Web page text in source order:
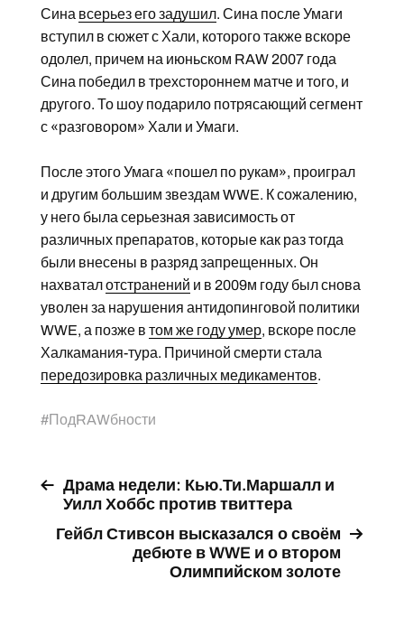
Сина всерьез его задушил. Сина после Умаги
вступил в сюжет с Хали, которого также вскоре
одолел, причем на июньском RAW 2007 года
Сина победил в трехстороннем матче и того, и
другого. То шоу подарило потрясающий сегмент
с «разговором» Хали и Умаги.
После этого Умага «пошел по рукам», проиграл
и другим большим звездам WWE. К сожалению,
у него была серьезная зависимость от
различных препаратов, которые как раз тогда
были внесены в разряд запрещенных. Он
нахваталотстранений и в 2009м году был снова
уволен за нарушения антидопинговой политики
WWE, а позже в том же году умер, вскоре после
Халкамания-тура. Причиной смерти стала
передозировка различных медикаментов.
#ПодRAWбности
Драма недели: Кью.Ти.Маршалл и
Уилл Хоббс против твиттера
Гейбл Стивсон высказался о своём
дебюте в WWE и о втором
Олимпийском золоте